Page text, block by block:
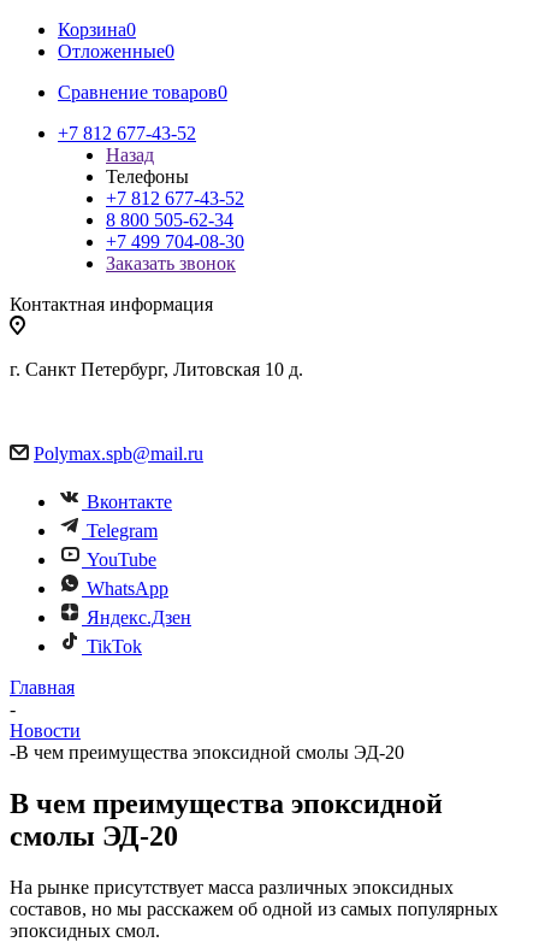
Корзина0
Отложенные0
Сравнение товаров0
+7 812 677-43-52
Назад
Телефоны
+7 812 677-43-52
8 800 505-62-34
+7 499 704-08-30
Заказать звонок
Контактная информация
г. Санкт Петербург, Литовская 10 д.
Polymax.spb@mail.ru
Вконтакте
Telegram
YouTube
WhatsApp
Яндекс.Дзен
TikTok
Главная
-
Новости
-В чем преимущества эпоксидной смолы ЭД-20
В чем преимущества эпоксидной
смолы ЭД-20
На рынке присутствует масса различных эпоксидных
составов, но мы расскажем об одной из самых популярных
эпоксидных смол.